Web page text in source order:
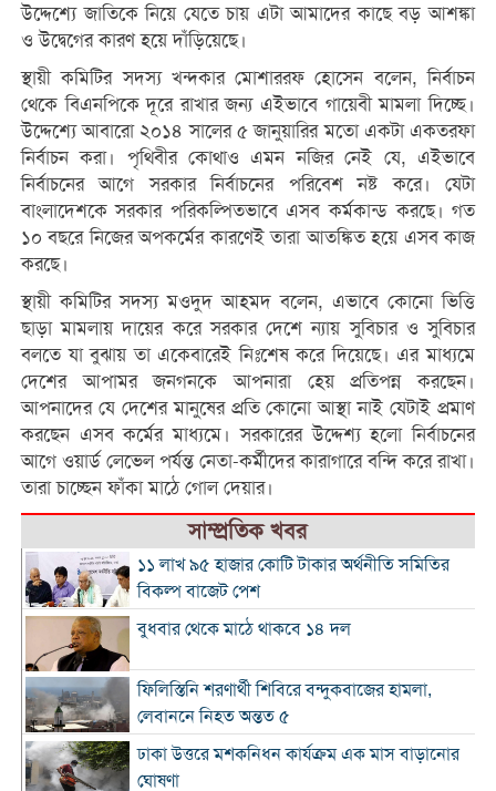
উদ্দেশ্যে জাতিকে নিয়ে যেতে চায় এটা আমাদের কাছে বড় আশঙ্কা
ও উদ্বেগের কারণ হয়ে দাঁড়িয়েছে।
স্থায়ী কমিটির সদস্য খন্দকার মোশাররফ হোসেন বলেন, নির্বাচন
থেকে বিএনপিকে দূরে রাখার জন্য এইভাবে গায়েবী মামলা দিচ্ছে।
উদ্দেশ্যে আবারো ২০১৪ সালের ৫ জানুয়ারির মতো একটা একতরফা
নির্বাচন করা। পৃথিবীর কোথাও এমন নজির নেই যে, এইভাবে
নির্বাচনের আগে সরকার নির্বাচনের পরিবেশ নষ্ট করে। যেটা
বাংলাদেশকে সরকার পরিকল্পিতভাবে এসব কর্মকান্ড করছে। গত
১০ বছরে নিজের অপকর্মের কারণেই তারা আতঙ্কিত হয়ে এসব কাজ
করছে।
স্থায়ী কমিটির সদস্য মওদুদ আহমদ বলেন, এভাবে কোনো ভিত্তি
ছাড়া মামলায় দায়ের করে সরকার দেশে ন্যায় সুবিচার ও সুবিচার
বলতে যা বুঝায় তা একেবারেই নিঃশেষ করে দিয়েছে। এর মাধ্যমে
দেশের আপামর জনগনকে আপনারা হেয় প্রতিপন্ন করছেন।
আপনাদের যে দেশের মানুষের প্রতি কোনো আস্থা নাই যেটাই প্রমাণ
করছেন এসব কর্মের মাধ্যমে। সরকারের উদ্দেশ্য হলো নির্বাচনের
আগে ওয়ার্ড লেভেল পর্যন্ত নেতা-কর্মীদের কারাগারে বন্দি করে রাখা।
তারা চাচ্ছেন ফাঁকা মাঠে গোল দেয়ার।
সাম্প্রতিক খবর
১১ লাখ ৯৫ হাজার কোটি টাকার অর্থনীতি সমিতির
বিকল্প বাজেট পেশ
বুধবার থেকে মাঠে থাকবে ১৪ দল
ফিলিস্তিনি শরণার্থী শিবিরে বন্দুকবাজের হামলা,
লেবাননে নিহত অন্তত ৫
ঢাকা উত্তরে মশকনিধন কার্যক্রম এক মাস বাড়ানোর
ঘোষণা